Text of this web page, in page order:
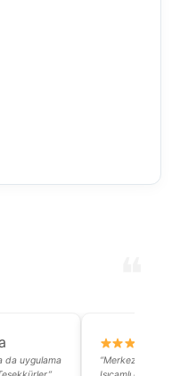
da uygulama
“Merkezde